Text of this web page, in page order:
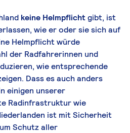
keine Helmpflichtgibt, ist
wie er oder sie sich auf
Helmpflicht würde
der Radfahrerinnen und
wie entsprechende
Dass es auch anders
einigen unserer
Radinfrastruktur wie
ist mit Sicherheit
Schutz aller